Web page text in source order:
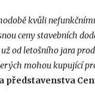
kvůli
ceny stavebních
od letošního jara
mohou kupující
představenstva